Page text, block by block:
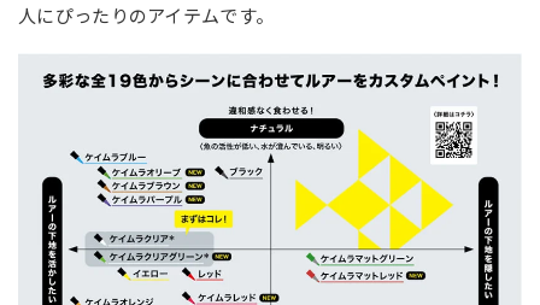
人にぴったりのアイテムです。